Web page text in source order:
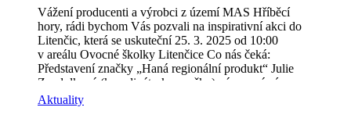
podnikání.
Vážení producenti a výrobci z území MAS Hříběcí
hory, rádi bychom Vás pozvali na inspirativní akci do
Litenčic, která se uskuteční 25. 3. 2025 od 10:00
v areálu Ovocné školky Litenčice Co nás čeká:
Představení značky „Haná regionální produkt“ Julie
Zendulková (koordinátorka značky) vás seznámí
s procesem získání certifikace značky a co vše vám
získané ocenění přinese. Aktuálně je vyhlášena výzva
Aktuality